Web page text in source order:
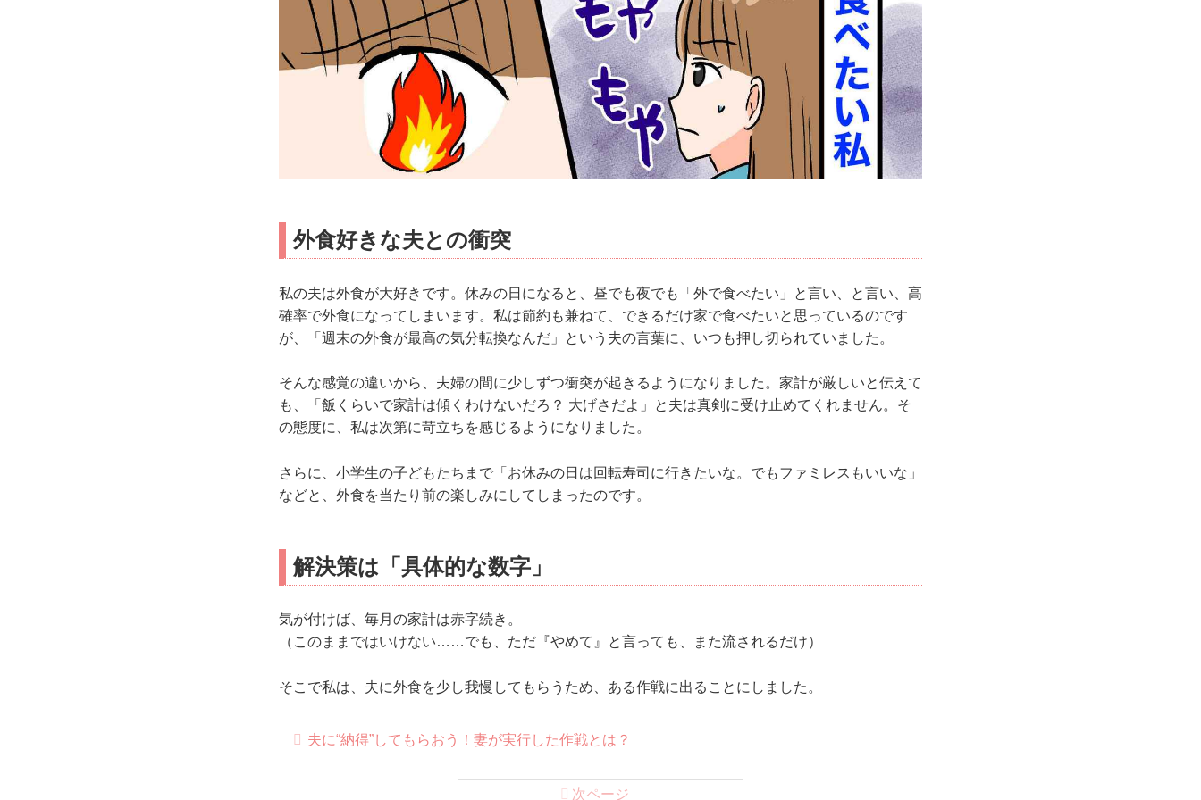
外食好きな夫との衝突
私の夫は外食が大好きです。休みの日になると、昼でも夜でも「外で食べたい」と言い、と言い、高
確率で外食になってしまいます。私は節約も兼ねて、できるだけ家で食べたいと思っているのです
が、「週末の外食が最高の気分転換なんだ」という夫の言葉に、いつも押し切られていました。
そんな感覚の違いから、夫婦の間に少しずつ衝突が起きるようになりました。家計が厳しいと伝えて
も、「飯くらいで家計は傾くわけないだろ？ 大げさだよ」と夫は真剣に受け止めてくれません。そ
の態度に、私は次第に苛立ちを感じるようになりました。
さらに、小学生の子どもたちまで「お休みの日は回転寿司に行きたいな。でもファミレスもいいな」
などと、外食を当たり前の楽しみにしてしまったのです。
解決策は「具体的な数字」
気が付けば、毎月の家計は赤字続き。
（このままではいけない……でも、ただ『やめて』と言っても、また流されるだけ）
そこで私は、夫に外食を少し我慢してもらうため、ある作戦に出ることにしました。
夫に“納得”してもらおう！妻が実行した作戦とは？
次ページ